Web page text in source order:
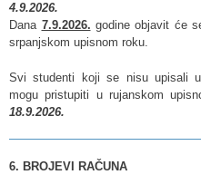
4.9.2026.
Dana 7.9.2026. godine objavit će
srpanjskom upisnom roku.
Svi studenti koji se nisu upisali
mogu pristupiti u rujanskom
18.9.2026.
6. BROJEVI RAČUNA